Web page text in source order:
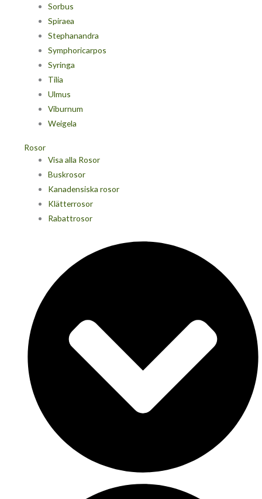
Sorbus
Spiraea
Stephanandra
Symphoricarpos
Syringa
Tilia
Ulmus
Viburnum
Weigela
Rosor
Visa alla Rosor
Buskrosor
Kanadensiska rosor
Klätterrosor
Rabattrosor